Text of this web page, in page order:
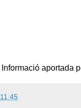
Informació aportada
11:45